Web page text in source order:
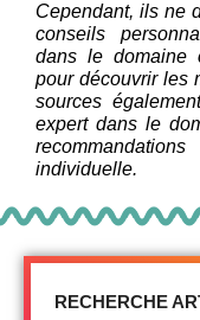
Cependant, ils ne
conseils
dans le domaine
pour découvrir les
sources
expert dans le
individuelle.
RECHERCHE